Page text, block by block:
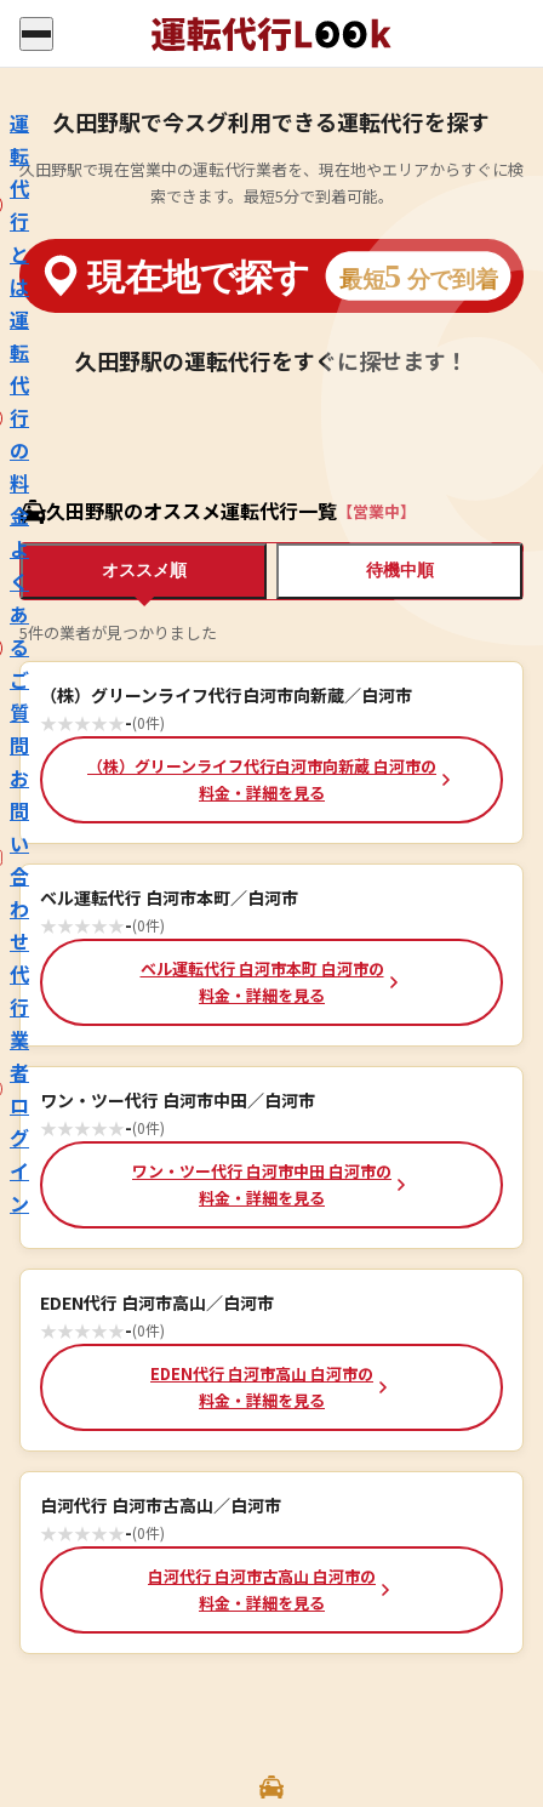
運
転
代
行
と
は
運
転
代
行
の
料
金
よ
く
あ
る
ご
質
問
お
問
い
合
わ
せ
代
行
業
者
ロ
グ
イ
ン
久田野駅で今スグ利用できる運転代行を探す
久田野駅で現在営業中の運転代行業者を、現在地やエリアからすぐに検
索できます。最短5分で到着可能。
久田野駅の運転代行をすぐに探せます！
久田野駅のオススメ運転代行一覧 【営業中】
オススメ順 待機中順
5件の業者が見つかりました
（株）グリーンライフ代行白河市向新蔵／白河市
★★★★★-(0件)
（株）グリーンライフ代行白河市向新蔵 白河市の
料金・詳細を見る
ベル運転代行 白河市本町／白河市
★★★★★-(0件)
ベル運転代行 白河市本町 白河市の
料金・詳細を見る
ワン・ツー代行 白河市中田／白河市
★★★★★-(0件)
ワン・ツー代行 白河市中田 白河市の
料金・詳細を見る
EDEN代行 白河市高山／白河市
★★★★★-(0件)
EDEN代行 白河市高山 白河市の
料金・詳細を見る
白河代行 白河市古高山／白河市
★★★★★-(0件)
白河代行 白河市古高山 白河市の
料金・詳細を見る